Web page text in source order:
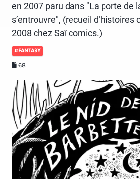
en 2007 paru dans "La porte de
s’entrouvre", (recueil d’histoires
2008 chez Saï comics.)
#FANTASY
68